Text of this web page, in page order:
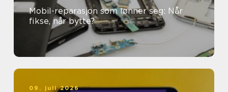
Mobil-reparasjon som lønner seg: Når
fikse, når bytte?
09. juli 2026